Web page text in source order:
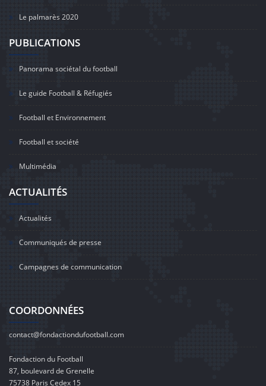
Le palmarès 2020
PUBLICATIONS
Panorama sociétal du football
Le guide Football & Réfugiés
Football et Environnement
Football et société
Multimédia
ACTUALITÉS
Actualités
Communiqués de presse
Campagnes de communication
COORDONNÉES
contact@fondactiondufootball.com
Fondaction du Football
87, boulevard de Grenelle
75738 Paris Cedex 15